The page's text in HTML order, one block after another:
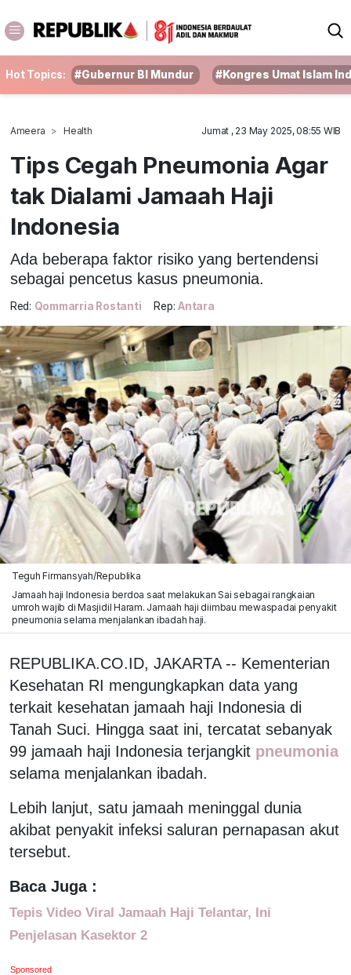
Hot Topics: #Gubernur BI Mundur #Kongres Umat Islam
Ameera Health Jumat , 23 May 2025, 08:55 WIB
Tips Cegah Pneumonia Agar
tak Dialami Jamaah Haji
Indonesia
Ada beberapa faktor risiko yang bertendensi
sebagai pencetus kasus pneumonia.
Red: Qommarria Rostanti Rep: Antara
Teguh Firmansyah/Republika
Jamaah haji Indonesia berdoa saat melakukan Sai sebagai rangkaian
umroh wajib di Masjidil Haram. Jamaah haji diimbau mewaspadai penyakit
pneumonia selama menjalankan ibadah haji.
REPUBLIKA.CO.ID, JAKARTA -- Kementerian
Kesehatan RI mengungkapkan data yang
terkait kesehatan jamaah haji Indonesia di
Tanah Suci. Hingga saat ini, tercatat sebanyak
99 jamaah haji Indonesia terjangkit pneumonia
selama menjalankan ibadah.
Lebih lanjut, satu jamaah meninggal dunia
akibat penyakit infeksi saluran pernapasan akut
tersebut.
Baca Juga :
Tepis Video Viral Jamaah Haji Telantar, Ini
Penjelasan Kasektor 2
Sponsored